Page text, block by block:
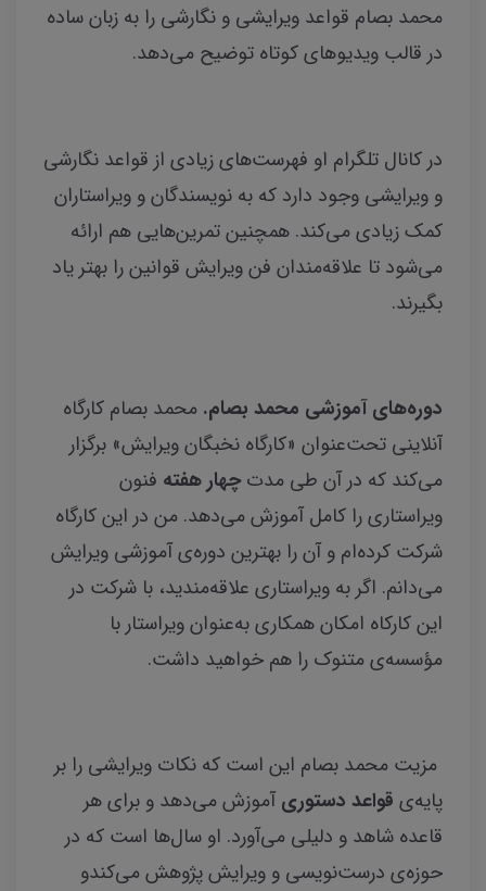
محمد بصام قواعد ویرایشی و نگارشی را به زبان ساده
در قالب ویدیوهای کوتاه توضیح می‌دهد.
در کانال تلگرام او فهرست‌های زیادی از قواعد نگارشی
و ویرایشی وجود دارد که به نویسندگان و ویراستاران
کمک زیادی می‌کند. همچنین تمرین‌هایی هم ارائه
می‌شود تا علاقه‌مندان فن ویرایش قوانین را بهتر یاد
بگیرند.
دوره‌های آموزشی محمد بصام. محمد بصام کارگاه
آنلاینی تحت‌عنوان «کارگاه نخبگان ویرایش» برگزار
می‌کند که در آن طی مدت چهار هفته فنون
ویراستاری را کامل آموزش می‌دهد. من در این کارگاه
شرکت کرده‌ام و آن را بهترین دوره‌‌ی آموزشی ویرایش
می‌دانم. اگر به ویراستاری علاقه‌مندید، با شرکت در
این کارکاه امکان همکاری به‌عنوان ویراستار با
مؤسسه‌ی متنوک را هم خواهید داشت.
مزیت محمد بصام این است که نکات ویرایشی را بر
پایه‌ی قواعد دستوریآموزش می‌دهد و برای هر
قاعده شاهد و دلیلی می‌آورد. او سال‌ها است که در
حوزه‌ی درست‌نویسی و ویرایش پژوهش می‌کندو